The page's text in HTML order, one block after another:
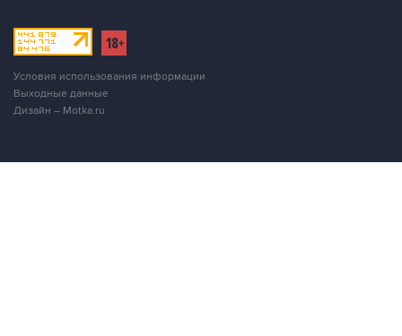
Условия использования информации
Выходные данные
Дизайн – Motka.ru